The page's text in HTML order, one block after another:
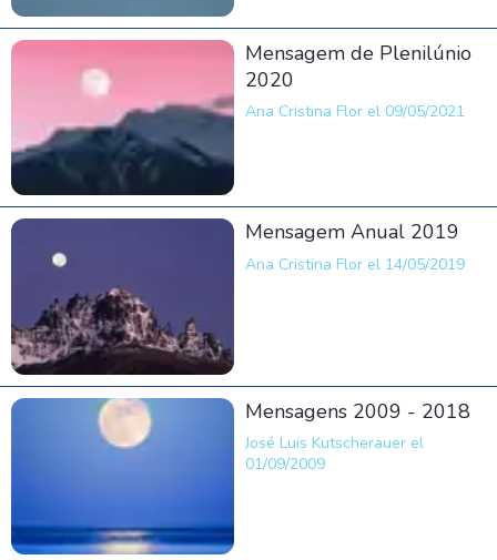
Mensagem de Plenilúnio
2020
Ana Cristina Flor el 09/05/2021
Mensagem Anual 2019
Ana Cristina Flor el 14/05/2019
Mensagens 2009 - 2018
José Luis Kutscherauer el
01/09/2009